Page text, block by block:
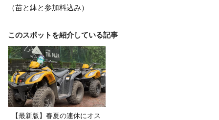
（苗と鉢と参加料込み）
このスポットを紹介している記事
【最新版】春夏の連休にオス